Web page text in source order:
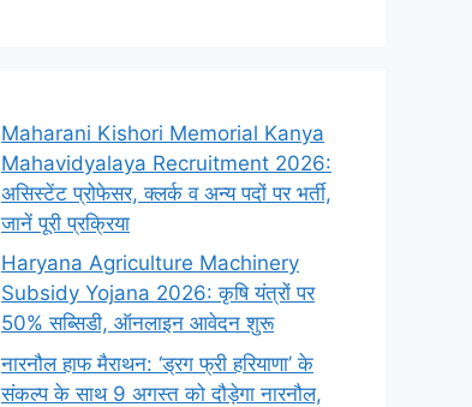
Maharani Kishori Memorial Kanya
Mahavidyalaya Recruitment 2026:
असिस्टेंट प्रोफेसर, क्लर्क व अन्य पदों पर भर्ती,
जानें पूरी प्रक्रिया
Haryana Agriculture Machinery
Subsidy Yojana 2026: कृषि यंत्रों पर
50% सब्सिडी, ऑनलाइन आवेदन शुरू
नारनौल हाफ मैराथन: ‘ड्रग फ्री हरियाणा’ के
संकल्प के साथ 9 अगस्त को दौड़ेगा नारनौल,